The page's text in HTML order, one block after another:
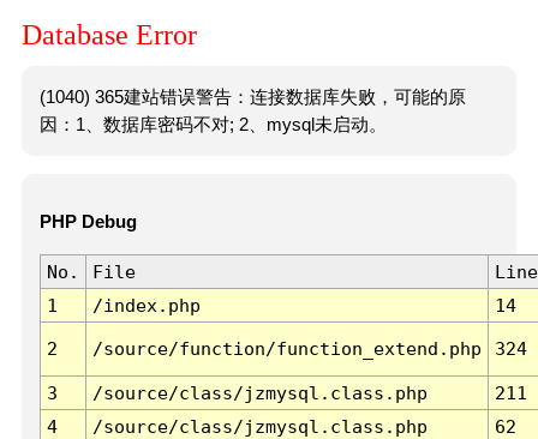
Database Error
(1040) 365建站错误警告：连接数据库失败，可能的原
因：1、数据库密码不对; 2、mysql未启动。
PHP Debug
No. File
Line
1
/index.php 14
2 /source/function/function_extend.php 324
3 /source/class/jzmysql.class.php
211
4
/source/class/jzmysql.class.php
62